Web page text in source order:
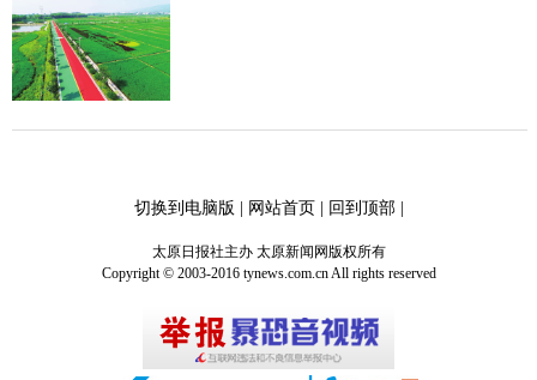
切换到电脑版 | 网站首页| 回到顶部|
太原日报社主办 太原新闻网版权所有
Copyright © 2003-2016 tynews.com.cn All rights reserved